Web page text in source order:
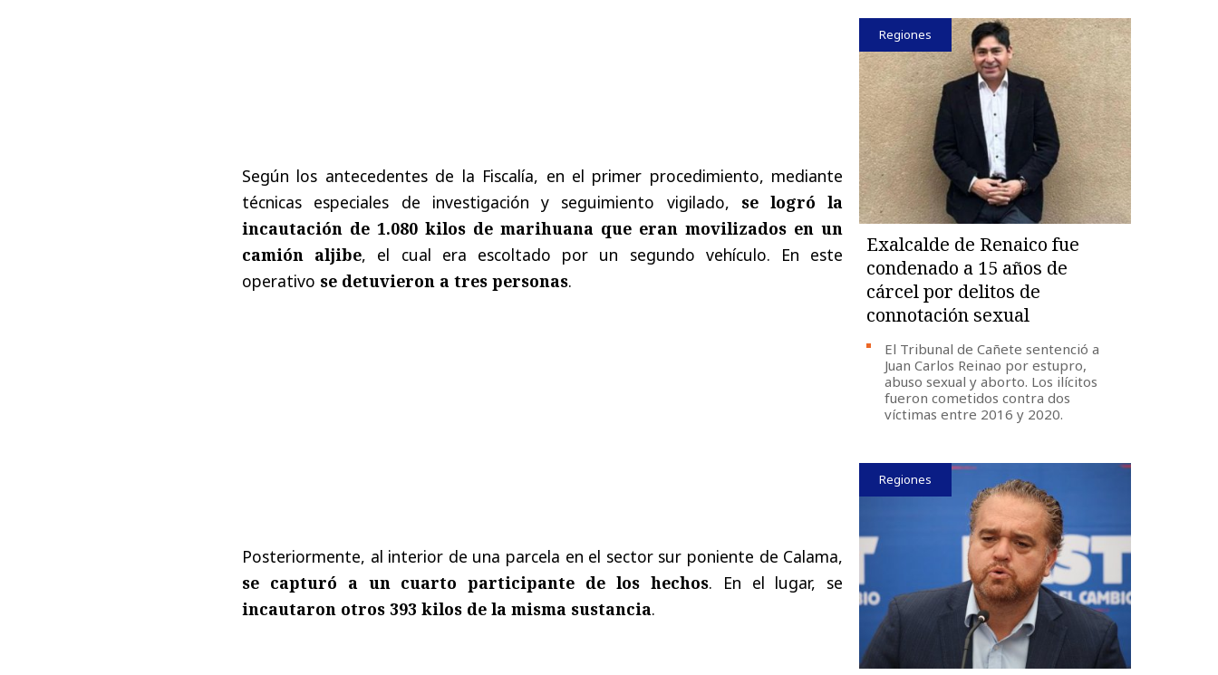
Según los antecedentes de la Fiscalía, en el primer procedimiento, mediante
técnicas especiales de investigación y seguimiento vigilado, se logró la
incautación de 1.080 kilos de marihuana que eran movilizados en un
camión aljibe, el cual era escoltado por un segundo vehículo. En este
operativo se detuvieron a tres personas.
Posteriormente, al interior de una parcela en el sector sur poniente de Calama,
se capturó a un cuarto participante de los hechos. En el lugar, se
incautaron otros 393 kilos de la misma sustancia.
Regiones
Exalcalde de Renaico fue
condenado a 15 años de
cárcel por delitos de
connotación sexual
El Tribunal de Cañete sentenció a
Juan Carlos Reinao por estupro,
abuso sexual y aborto. Los ilícitos
fueron cometidos contra dos
víctimas entre 2016 y 2020.
Regiones